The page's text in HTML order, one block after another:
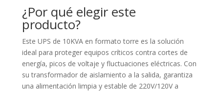
¿Por qué elegir este
producto?
Este UPS de 10KVA en formato torre es la solución
ideal para proteger equipos críticos contra cortes de
energía, picos de voltaje y fluctuaciones eléctricas. Con
su transformador de aislamiento a la salida, garantiza
una alimentación limpia y estable de 220V/120V a